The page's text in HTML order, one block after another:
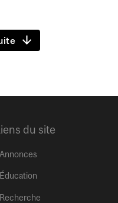
du site
Annonces
Éducation
Recherche